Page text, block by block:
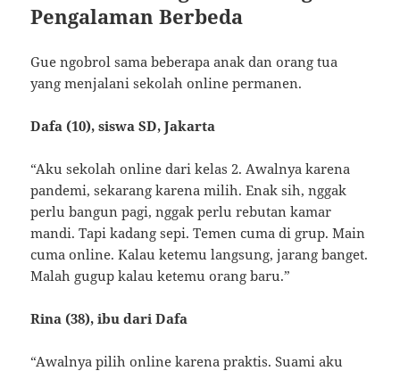
Pengalaman Berbeda
Gue ngobrol sama beberapa anak dan orang tua
yang menjalani sekolah online permanen.
Dafa (10), siswa SD, Jakarta
“Aku sekolah online dari kelas 2. Awalnya karena
pandemi, sekarang karena milih. Enak sih, nggak
perlu bangun pagi, nggak perlu rebutan kamar
mandi. Tapi kadang sepi. Temen cuma di grup. Main
cuma online. Kalau ketemu langsung, jarang banget.
Malah gugup kalau ketemu orang baru.”
Rina (38), ibu dari Dafa
“Awalnya pilih online karena praktis. Suami aku